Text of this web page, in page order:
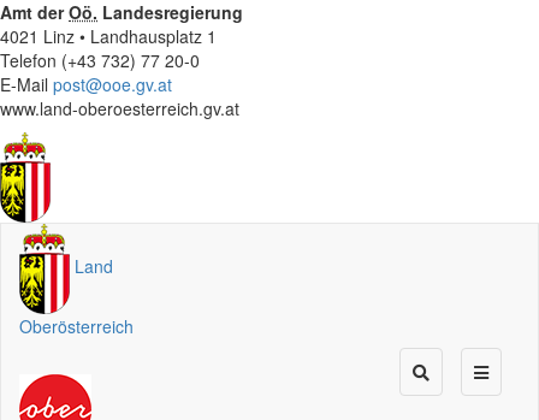
Amt derOö. Landesregierung
4021 Linz • Landhausplatz 1
Telefon (+43 732) 77 20-0
E-Mail post@ooe.gv.at
www.land-oberoesterreich.gv.at
Land
Oberösterreich